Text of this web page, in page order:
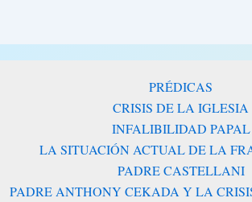
PRÉDICAS
CRISIS DE LA IGLESIA
INFALIBILIDAD PAPAL
LA SITUACIÓN ACTUAL DE LA
PADRE CASTELLANI
PADRE ANTHONY CEKADA Y LA